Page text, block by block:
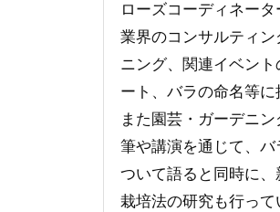
ローズコーディネータ
業界のコンサルティン
ニング、関連イベン
ート、バラの命名等に
また園芸・ガーデニ
筆や講演を通じて、バ
ついて語ると同時に
栽培法の研究も行って